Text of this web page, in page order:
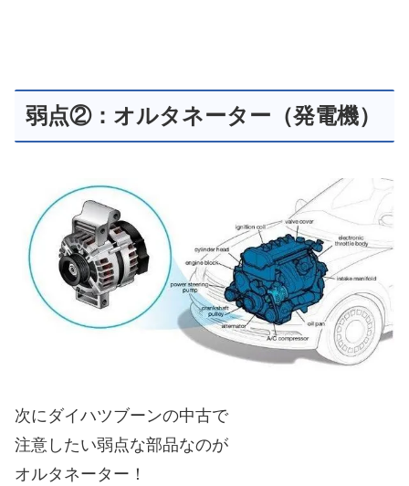
弱点②：オルタネーター（発電機）
次にダイハツブーンの中古で
注意したい弱点な部品なのが
オルタネーター！